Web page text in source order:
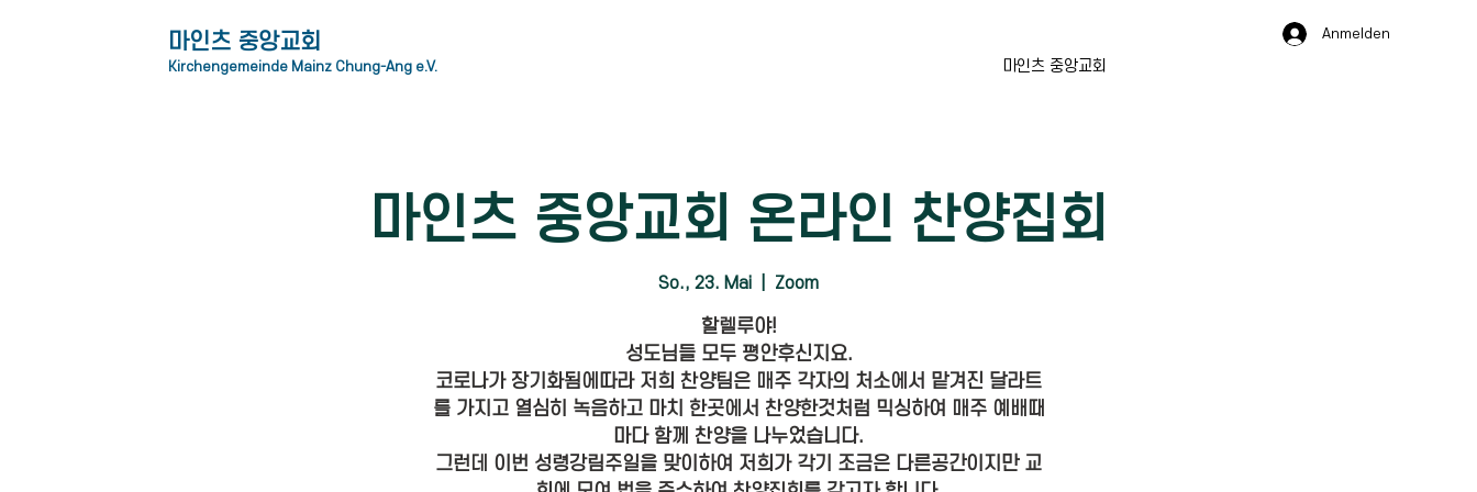
​마인츠 중앙교회
Kirchengemeinde Mainz Chung-Ang e.V.
Anmelden
마인츠 중앙교회
마인츠 중앙교회 온라인 찬양집회
So., 23. Mai Zoom
할렐루야!
성도님들 모두 평안후신지요.
코로나가 장기화됨에따라 저희 찬양팀은 매주 각자의 처소에서 맡겨진 달라트
를 가지고 열심히 녹음하고 마치 한곳에서 찬양한것처럼 믹싱하여 매주 예배때
마다 함께 찬양을 나누었습니다.
그런데 이번 성령강림주일을 맞이하여 저희가 각기 조금은 다른공간이지만 교